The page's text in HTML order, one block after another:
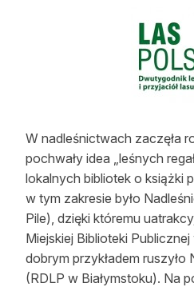
Z zagranicy
Edukacja
Lasy prywatne
O nas
W nadleśnictwach zaczęła
pochwały idea „leśnych
lokalnych bibliotek o książki
w tym zakresie było
Pile), dzięki któremu
Miejskiej Biblioteki
dobrym przykładem
(RDLP w Białymstoku). Na